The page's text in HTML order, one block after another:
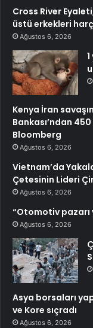
Cross River
üstü erkekleri
Ağustos 6, 2026
Kenya İran
Bankası’ndan
Bloomberg
Ağustos 6, 2026
Vietnam’da
Çetesinin Lideri
Ağustos 6, 2026
“Otomotiv pazarı
Ağustos 6, 2026
Asya borsaları
ve Kore sıçradı
Ağustos 6, 2026